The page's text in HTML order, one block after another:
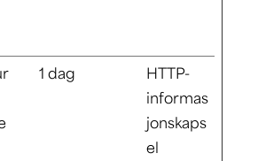
1 dag
HTTP-
informas
jonskaps
el